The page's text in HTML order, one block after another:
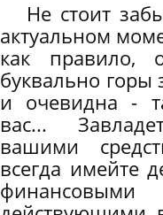
Не стоит
актуальном
как правило,
буквально горы
и очевидна -
вас...
вашими
всегда имейте